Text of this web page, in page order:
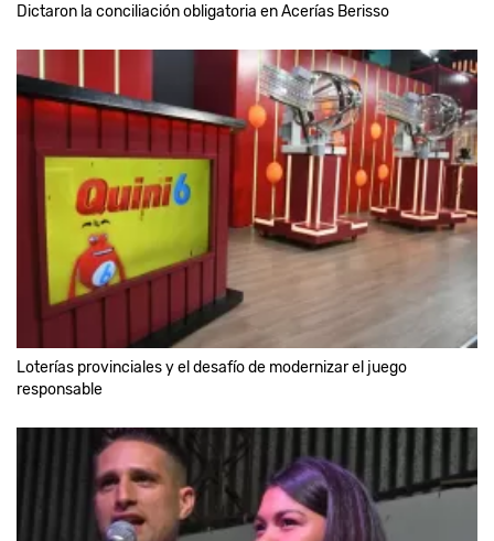
Dictaron la conciliación obligatoria en Acerías Berisso
Loterías provinciales y el desafío de modernizar el juego
responsable